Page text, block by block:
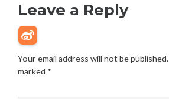
Leave a Reply
Your email address will not be published.
marked *